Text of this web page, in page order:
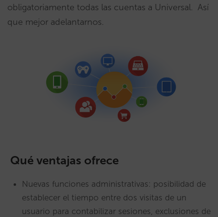
obligatoriamente todas las cuentas a Universal. Así
que mejor adelantarnos.
Qué ventajas ofrece
Nuevas funciones administrativas: posibilidad de
establecer el tiempo entre dos visitas de un
usuario para contabilizar sesiones, exclusiones de